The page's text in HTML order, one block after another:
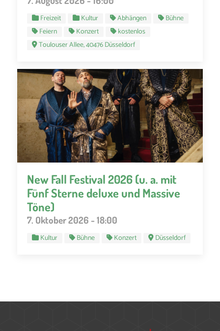
Freizeit Kultur Abhängen
Bühne
Feiern
Konzert
kostenlos
Toulouser Allee, 40476 Düsseldorf
New Fall Festival 2026 (u. a. mit
Fünf Sterne deluxe und Massive
Töne)
7. Oktober 2026 - 18:00
Kultur Bühne Konzert Düsseldorf